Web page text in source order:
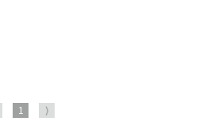
1 ⟩